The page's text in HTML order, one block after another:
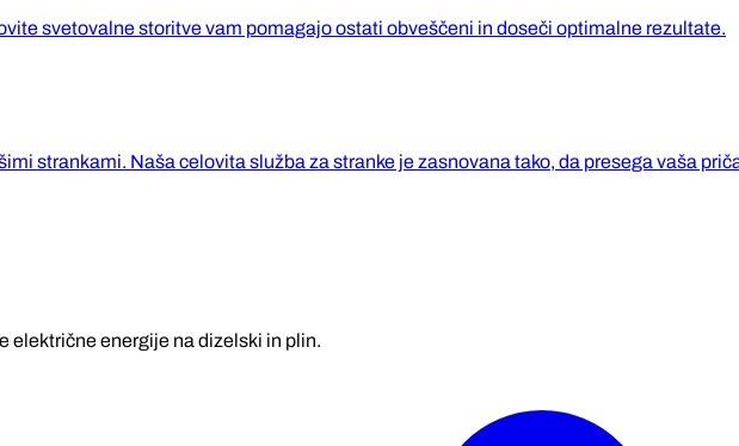
svetovalne storitve vam pomagajo ostati obveščeni in doseči optimalne rezultate.
strankami. Naša celovita služba za stranke je zasnovana tako, da presega vaša
električne energije na dizelski in plin.